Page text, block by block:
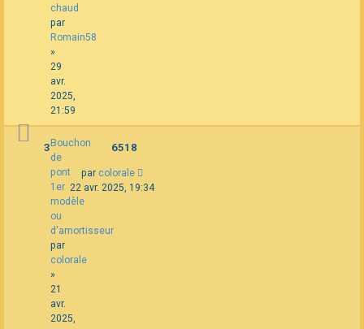
chaud
par
Romain58
»
29
avr.
2025,
21:59
Bouchon
de
pont
1er
modèle
ou
d'amortisseur
par
colorale
»
21
avr.
2025,
3 6518
par colorale
22 avr. 2025, 19:34